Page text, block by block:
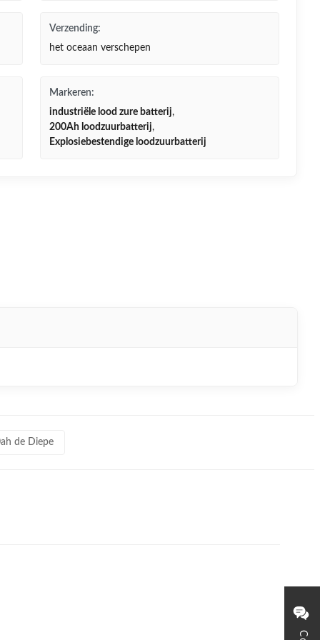
Verzending:
het oceaan verschepen
Markeren:
industriële lood zure batterij,
200Ah loodzuurbatterij,
Explosiebestendige loodzuurbatterij
de Diepe